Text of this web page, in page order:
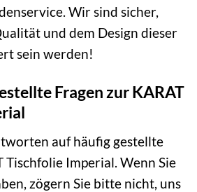
Wir sind sicher,
und dem Design dieser
sein werden!
Fragen zur KARAT
auf häufig gestellte
Tischfolie Imperial. Wenn Sie
zögern Sie bitte nicht, uns